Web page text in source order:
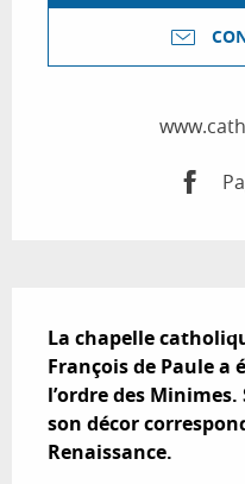
La chapelle
François de Paule a
l’ordre des
son décor
Renaissance.